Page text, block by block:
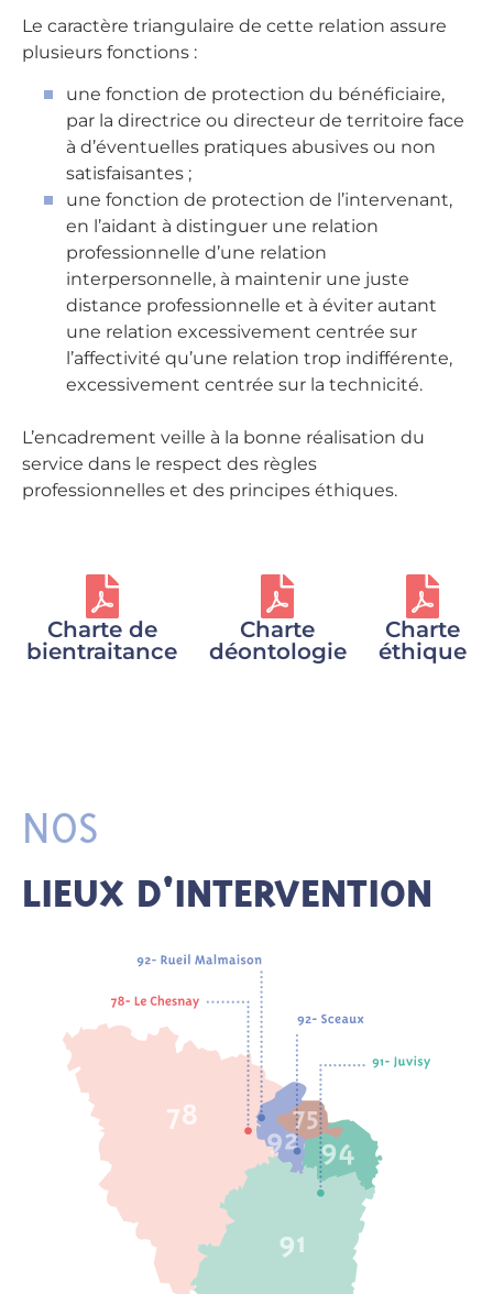
Le caractère triangulaire de cette relation assure
plusieurs fonctions :
une fonction de protection du bénéficiaire,
par la directrice ou directeur de territoire face
à d’éventuelles pratiques abusives ou non
satisfaisantes ;
une fonction de protection de l’intervenant,
en l’aidant à distinguer une relation
professionnelle d’une relation
interpersonnelle, à maintenir une juste
distance professionnelle et à éviter autant
une relation excessivement centrée sur
l’affectivité qu’une relation trop indifférente,
excessivement centrée sur la technicité.
L’encadrement veille à la bonne réalisation du
service dans le respect des règles
professionnelles et des principes éthiques.
Charte de
bientraitance
Charte
déontologie
Charte
éthique
NOS
LIEUX D'INTERVENTION